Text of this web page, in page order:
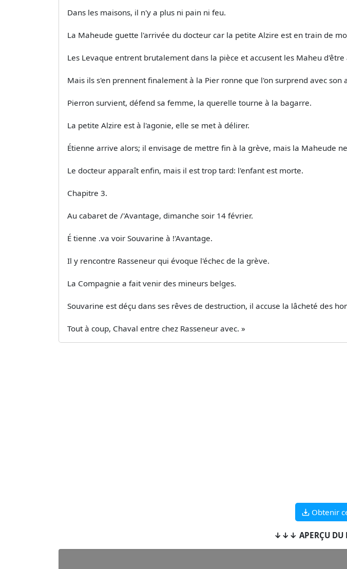
Dans les maisons, il n'y a plus ni pain ni feu.
La Maheude guette l'arrivée du docteur car la petite Alzire est en train de
Les Levaque entrent brutalement dans la pièce et accusent les Maheu
Mais ils s'en prennent finalement à la Pier­ ronne que l'on surprend avec son
Pierron survient, défend sa femme, la querelle tourne à la bagarre.
La petite Alzire est à l'agonie, elle se met à délirer.
Étienne arrive alors; il envisage de mettre fin à la grève, mais la Maheude
Le docteur apparaît enfin, mais il est trop tard: l'enfant est morte.
Chapitre 3.
Au cabaret de /'Avantage, dimanche soir 14 février.
É tienne .va voir Souvarine à !'Avantage.
Il y rencontre Rasseneur qui évoque l'échec de la grève.
La Compagnie a fait venir des mineurs belges.
Souvarine est déçu dans ses rêves de destruction, il accuse la lâcheté des
Tout à coup, Chaval entre chez Rasseneur avec. »
Obtenir
↓↓↓ APERÇU